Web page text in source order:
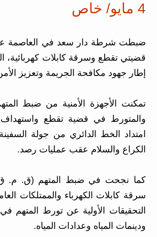
4 مايو/ خاص
ضبطت شرطة دار سعد في العاصمة
قضيتي تقطع وسرقة كابلات كهربائية،
إطار جهود مكافحة الجريمة وتعزيز
تمكنت الأجهزة الأمنية من ضبط
والمتورط في قضية تقطع
امتداد الخط الدائري من جولة
الكراع والسلام عقب عمليات رصد.
كما نجحت في ضبط المتهم (ق. م.
سرقة كابلات الكهرباء والممتلكات
التحقيقات الأولية عن تورط المتهم
ودينمات المياه وعدادات المياه.